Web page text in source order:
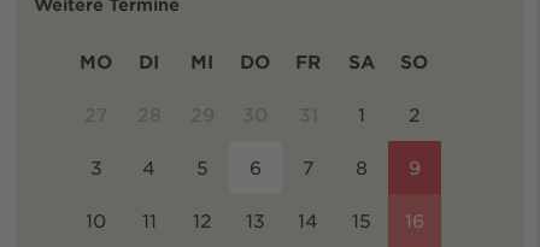
Weitere Termine
MO DI MI DO FR SA SO
27 28 29 30 31 1 2
3 4 5 6 7 8 9
10 11 12 13 14 15 16